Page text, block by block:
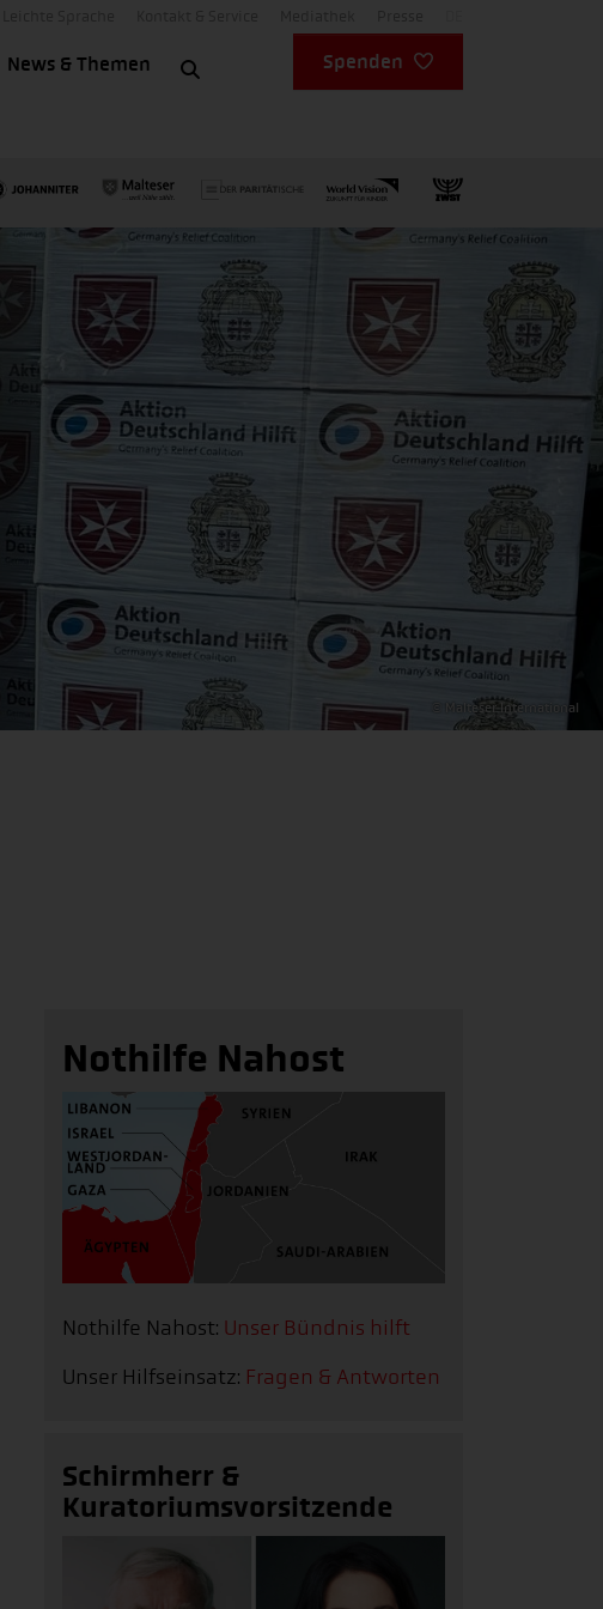
News & Themen Spenden
© Malteser International
Nothilfe Nahost
Nothilfe Nahost: Unser Bündnis hilft
Unser Hilfseinsatz: Fragen & Antworten
Schirmherr &
Kuratoriumsvorsitzende